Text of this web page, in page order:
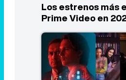
Los estrenos más
Prime Video en